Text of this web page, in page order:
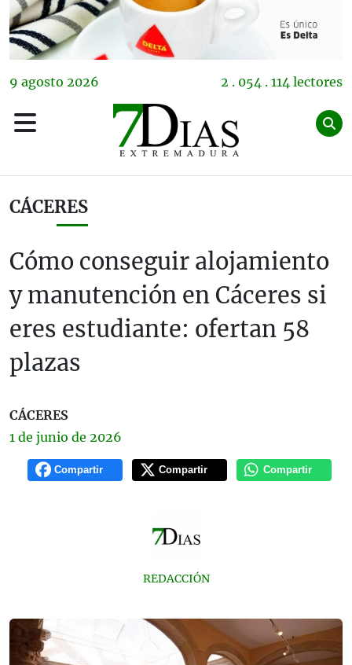
9 agosto 2026 2 . 054 . 114 lectores
CÁCERES
Cómo conseguir alojamiento
y manutención en Cáceres si
eres estudiante: ofertan 58
plazas
CÁCERES
1 de junio de 2026
Compartir Compartir Compartir
REDACCIÓN